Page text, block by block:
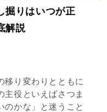
掘りはいつが正
解説
移り変わりとともに
主役といえばさつま
のかな」と迷うこと